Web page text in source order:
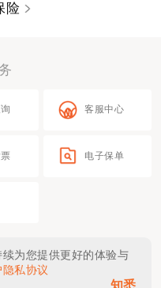
险
客服中心
电子保单
为您提供更好的体验与
私协议